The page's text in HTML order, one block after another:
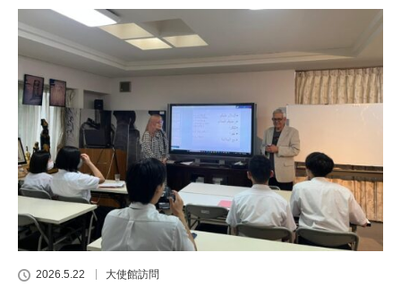
2026.5.22 大使館訪問